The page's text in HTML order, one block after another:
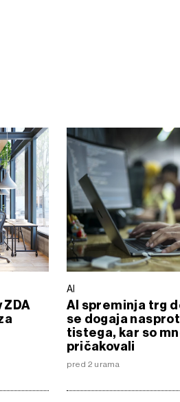
AI
AI spreminja trg
se dogaja
tistega, kar so
pričakovali
pred 2 urama